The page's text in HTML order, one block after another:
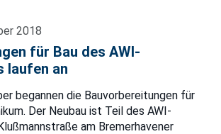
2018
für Bau des AWI-
laufen an
begannen die Bauvorbereitungen für
Der Neubau ist Teil des AWI-
am Bremerhavener